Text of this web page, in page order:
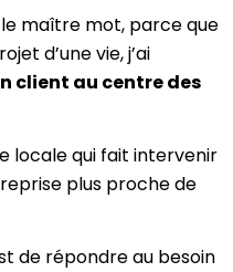
maître mot, parce que
d’une vie, j’ai
client au centre des
locale qui fait intervenir
plus proche de
de répondre au besoin